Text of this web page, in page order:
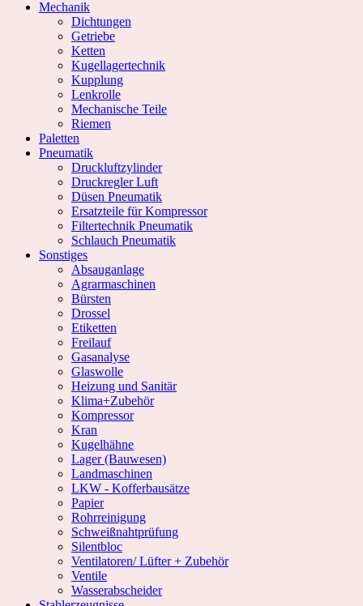
Mechanik
Dichtungen
Getriebe
Ketten
Kugellagertechnik
Kupplung
Lenkrolle
Mechanische Teile
Riemen
Paletten
Pneumatik
Druckluftzylinder
Druckregler Luft
Düsen Pneumatik
Ersatzteile für Kompressor
Filtertechnik Pneumatik
Schlauch Pneumatik
Sonstiges
Absauganlage
Agrarmaschinen
Bürsten
Drossel
Etiketten
Freilauf
Gasanalyse
Glaswolle
Heizung und Sanitär
Klima+Zubehör
Kompressor
Kran
Kugelhähne
Lager (Bauwesen)
Landmaschinen
LKW - Kofferbausätze
Papier
Rohrreinigung
Schweißnahtprüfung
Silentbloc
Ventilatoren/ Lüfter + Zubehör
Ventile
Wasserabscheider